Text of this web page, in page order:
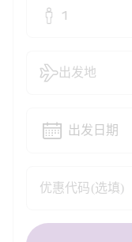
1
优惠代码(选填)
出发地
出发日期